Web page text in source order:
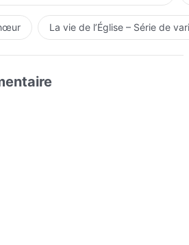
La vie de l’Église – Série de